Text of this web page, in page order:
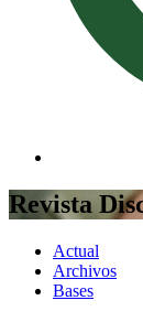
Revista
Actual
Archivos
Bases